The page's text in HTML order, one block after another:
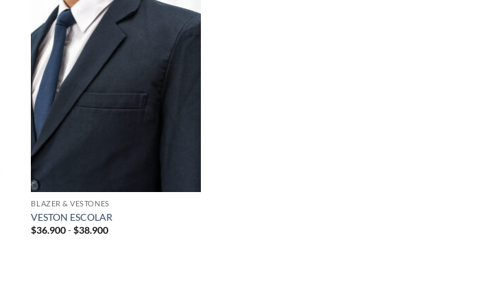
BLAZER & VESTONES
VESTON ESCOLAR
$36.900 - $38.900Rango